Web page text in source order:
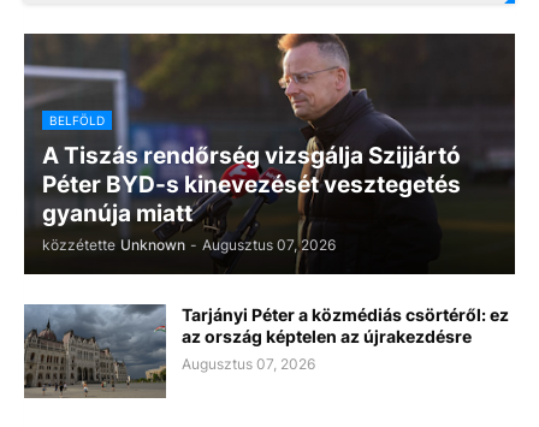
BELFÖLD
A Tiszás rendőrség vizsgálja Szijjártó
Péter BYD-s kinevezését vesztegetés
gyanúja miatt
közzétette Unknown - Augusztus 07, 2026
Tarjányi Péter a közmédiás csörtéről: ez
az ország képtelen az újrakezdésre
Augusztus 07, 2026